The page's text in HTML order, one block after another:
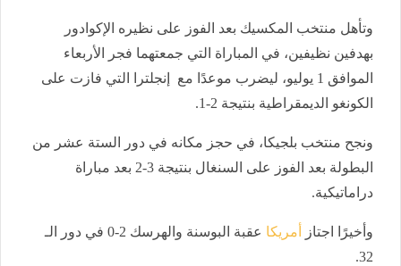
وتأهل منتخب المكسيك بعد الفوز على نظيره الإكوادور
بهدفين نظيفين، في المباراة التي جمعتهما فجر الأربعاء
الموافق 1 يوليو، ليضرب موعدًا مع إنجلترا التي فازت على
الكونغو الديمقراطية بنتيجة 2-1.
ونجح منتخب بلجيكا، في حجز مكانه في دور الستة عشر من
البطولة بعد الفوز على السنغال بنتيجة 3-2 بعد مباراة
دراماتيكية.
وأخيرًا اجتاز أمريكا
عقبة البوسنة والهرسك 2-0 في دور الـ
32.